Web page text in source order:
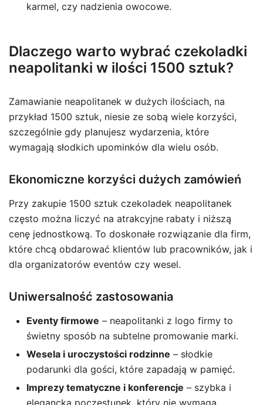
karmel, czy nadzienia owocowe.
Dlaczego warto wybrać czekoladki
neapolitanki w ilości 1500 sztuk?
Zamawianie neapolitanek w dużych ilościach, na
przykład 1500 sztuk, niesie ze sobą wiele korzyści,
szczególnie gdy planujesz wydarzenia, które
wymagają słodkich upominków dla wielu osób.
Ekonomiczne korzyści dużych zamówień
Przy zakupie 1500 sztuk czekoladek neapolitanek
często można liczyć na atrakcyjne rabaty i niższą
cenę jednostkową. To doskonałe rozwiązanie dla firm,
które chcą obdarować klientów lub pracowników, jak i
dla organizatorów eventów czy wesel.
Uniwersalność zastosowania
Eventy firmowe – neapolitanki z logo firmy to
świetny sposób na subtelne promowanie marki.
Wesela i uroczystości rodzinne – słodkie
podarunki dla gości, które zapadają w pamięć.
Imprezy tematyczne i konferencje – szybka i
elegancka poczęstunek, który nie wymaga